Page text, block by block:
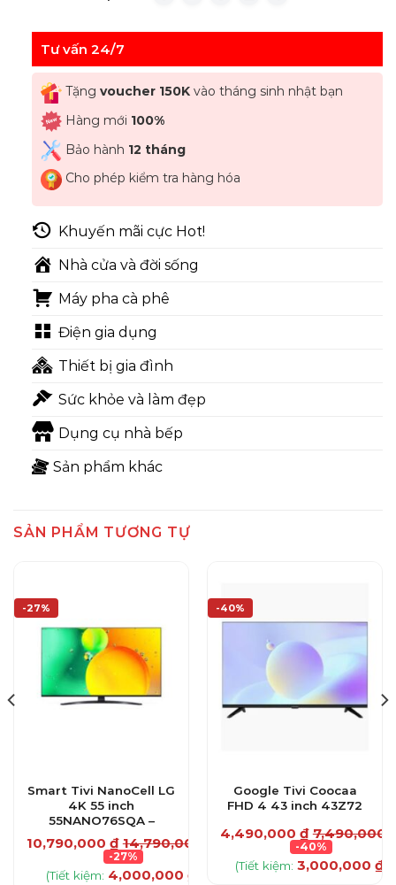
Tư vấn 24/7
Tặng voucher 150Kvào tháng sinh nhật bạn
Hàng mới 100%
Bảo hành 12 tháng
Cho phép kiểm tra hàng hóa
Khuyến mãi cực Hot!
Nhà cửa và đời sống
Máy pha cà phê
Điện gia dụng
Thiết bị gia đình
Sức khỏe và làm đẹp
Dụng cụ nhà bếp
Sản phẩm khác
SẢN PHẨM TƯƠNG TỰ
-27%
Smart Tivi NanoCell LG
4K 55 inch
55NANO76SQA –
10,790,000 ₫ 14,790,000
-27%
(Tiết kiệm: 4,000,000₫
-40%
Google Tivi Coocaa
FHD 4 43 inch 43Z72
4,490,000 ₫ 7,490,000
-40%
(Tiết kiệm:3,000,000₫